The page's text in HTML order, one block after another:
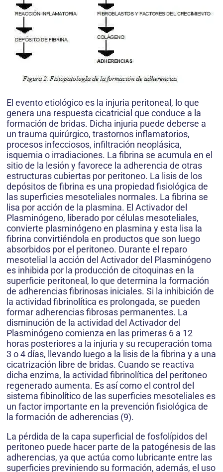
El evento etiológico es la injuria peritoneal, lo que
genera una respuesta cicatricial que conduce a la
formación de bridas. Dicha injuria puede deberse a
un trauma quirúrgico, trastornos inflamatorios,
procesos infecciosos, infiltración neoplásica,
isquemia o irradiaciones. La fibrina se acumula en el
sitio de la lesión y favorece la adherencia de otras
estructuras cubiertas por peritoneo. La lisis de los
depósitos de fibrina es una propiedad fisiológica de
las superficies mesoteliales normales. La fibrina se
lisa por acción de la plasmina. El Activador del
Plasminógeno, liberado por células mesoteliales,
convierte plasminógeno en plasmina y esta lisa la
fibrina convirtiéndola en productos que son luego
absorbidos por el peritoneo. Durante el reparo
mesotelial la acción del Activador del Plasminógeno
es inhibida por la producción de citoquinas en la
superficie peritoneal, lo que determina la formación
de adherencias fibrinosas iniciales. Si la inhibición de
la actividad fibrinolítica es prolongada, se pueden
formar adherencias fibrosas permanentes. La
disminución de la actividad del Activador del
Plasminógeno comienza en las primeras 6 a 12
horas posteriores a la injuria y su recuperación toma
3 o 4 días, llevando luego a la lisis de la fibrina y a una
cicatrización libre de bridas. Cuando se reactiva
dicha enzima, la actividad fibrinolítica del peritoneo
regenerado aumenta. Es así como el control del
sistema fibinolítico de las superficies mesoteliales es
un factor importante en la prevención fisiológica de
la formación de adherencias (9).
La pérdida de la capa superficial de fosfolípidos del
peritoneo puede hacer parte de la patogénesis de las
adherencias, ya que actúa como lubricante entre las
superficies previniendo su formación, además, el uso